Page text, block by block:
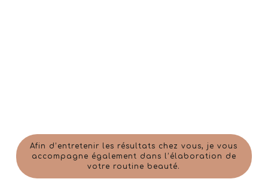
Afin d’entretenir les résultats chez vous, je vous
accompagne également dans l’élaboration de
votre routine beauté.